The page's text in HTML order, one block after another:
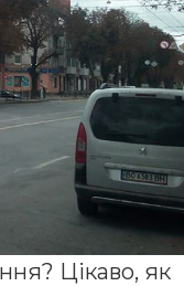
Цікаво, як